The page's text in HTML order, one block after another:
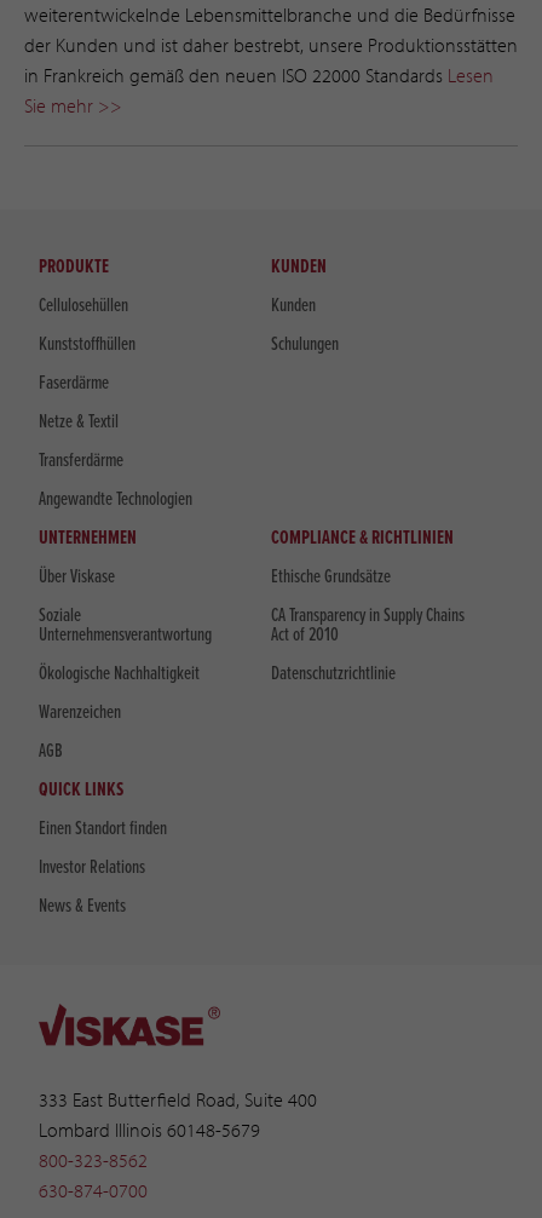
weiterentwickelnde Lebensmittelbranche und die Bedürfnisse
der Kunden und ist daher bestrebt, unsere Produktionsstätten
in Frankreich gemäß den neuen ISO 22000 Standards Lesen
Sie mehr >>
333 East Butterfield Road, Suite 400
Lombard Illinois 60148-5679
800-323-8562
630-874-0700
PRODUKTE
Cellulosehüllen
Kunststoffhüllen
Faserdärme
Netze & Textil
Transferdärme
Angewandte Technologien
KUNDEN
Kunden
Schulungen
UNTERNEHMEN
Über Viskase
Soziale
Unternehmensverantwortung
Ökologische Nachhaltigkeit
Warenzeichen
AGB
COMPLIANCE & RICHTLINIEN
Ethische Grundsätze
CA Transparency in Supply Chains
Act of 2010
Datenschutzrichtlinie
QUICK LINKS
Einen Standort finden
Investor Relations
News & Events